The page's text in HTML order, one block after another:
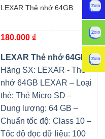
LEXAR Thẻ nhớ 64GB
180.000 ₫
LEXAR Thẻ nhớ 64GB
-
Hãng SX: LEXAR - Thẻ
nhớ 64GB LEXAR – Loại
thẻ: Thẻ Micro SD –
Dung lượng: 64 GB –
Chuẩn tốc độ: Class 10 –
Tốc độ đọc dữ liệu: 100